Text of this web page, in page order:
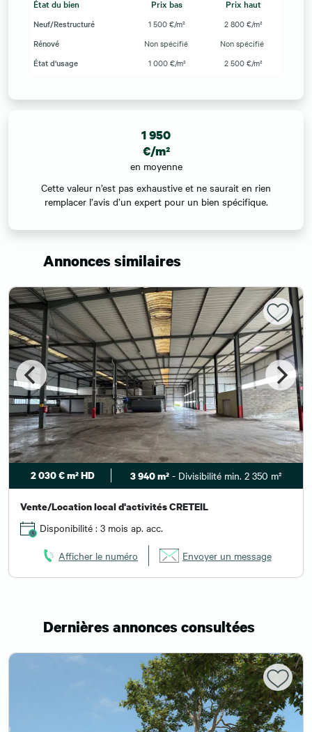
État du bien Prix bas Prix haut
Neuf/Restructuré 1 500 €/m²
2 800 €/m²
Rénové
Non spécifié
Non spécifié
État d'usage
1 000 €/m² 2 500 €/m²
1 950
€/m²
en moyenne
Cette valeur n’est pas exhaustive et ne saurait en rien
remplacer l’avis d’un expert pour un bien spécifique.
Annonces similaires
2 030 € m² HD 3 940 m² - Divisibilité min. 2 350 m²
Vente/Location local d'activités CRETEIL
Disponibilité : 3 mois ap. acc.
Afficher le numéro Envoyer un message
Dernières annonces consultées